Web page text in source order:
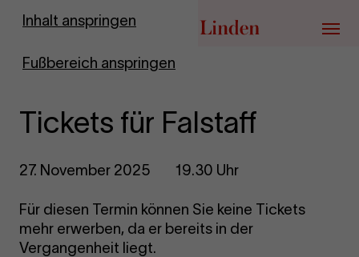
Inhalt anspringen
Fußbereich anspringen
Zur Startseite
Menü
Tickets für Falstaff
27. November 2025 19.30 Uhr
Für diesen Termin können Sie keine Tickets
mehr erwerben, da er bereits in der
Vergangenheit liegt.